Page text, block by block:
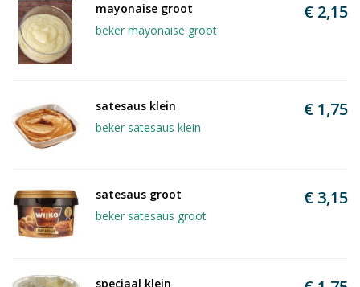
mayonaise groot
beker mayonaise groot
€ 2,15
satesaus klein
beker satesaus klein
€ 1,75
satesaus groot
beker satesaus groot
€ 3,15
speciaal klein